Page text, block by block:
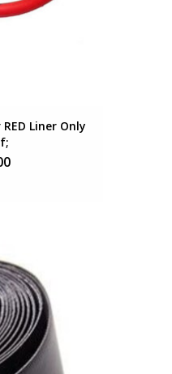
Liner Only